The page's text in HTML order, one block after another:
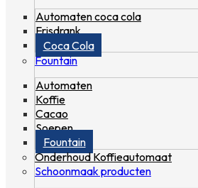
Automaten coca cola
Frisdrank
Coca Cola
Fountain
Automaten
Koffie
Cacao
Soepen
Fountain
Onderhoud Koffieautomaat
Schoonmaak producten